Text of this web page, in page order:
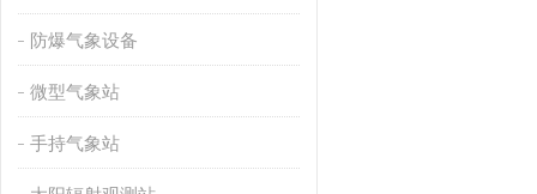
防爆气象设备
微型气象站
手持气象站